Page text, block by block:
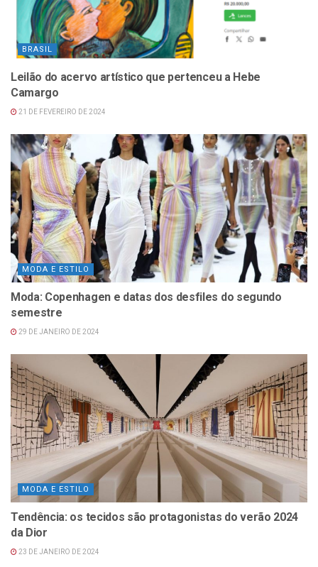
BRASIL
Leilão do acervo artístico que pertenceu a Hebe
Camargo
21 DE FEVEREIRO DE 2024
MODA E ESTILO
Moda: Copenhagen e datas dos desfiles do segundo
semestre
29 DE JANEIRO DE 2024
MODA E ESTILO
Tendência: os tecidos são protagonistas do verão 2024
da Dior
23 DE JANEIRO DE 2024